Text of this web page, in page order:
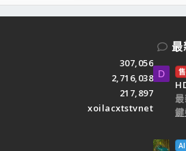
307,056
2,716,038
217,897
xoilacxtstvnet
最
D 售